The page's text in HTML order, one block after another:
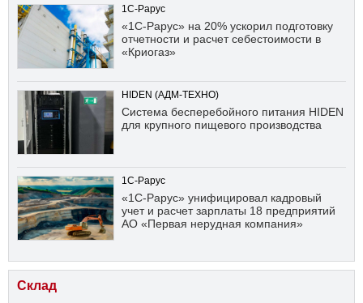
1С-Рарус
«1С-Рарус» на 20% ускорил подготовку
отчетности и расчет себестоимости в
«Криогаз»
HIDEN (АДМ-ТЕХНО)
Система бесперебойного питания HIDEN
для крупного пищевого производства
1С-Рарус
«1С-Рарус» унифицировал кадровый
учет и расчет зарплаты 18 предприятий
АО «Первая нерудная компания»
Склад